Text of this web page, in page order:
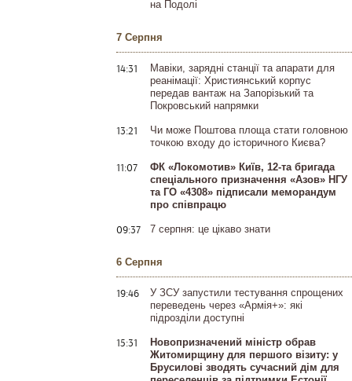
на Подолі
7 Серпня
14:31
Мавіки, зарядні станції та апарати для
реанімації: Християнський корпус
передав вантаж на Запорізький та
Покровський напрямки
13:21
Чи може Поштова площа стати головною
точкою входу до історичного Києва?
11:07
ФК «Локомотив» Київ, 12-та бригада
спеціального призначення «Азов» НГУ
та ГО «4308» підписали меморандум
про співпрацю
09:37 7 серпня: це цікаво знати
6 Серпня
19:46
У ЗСУ запустили тестування спрощених
переведень через «Армія+»: які
підрозділи доступні
15:31
Новопризначений міністр обрав
Житомирщину для першого візиту: у
Брусилові зводять сучасний дім для